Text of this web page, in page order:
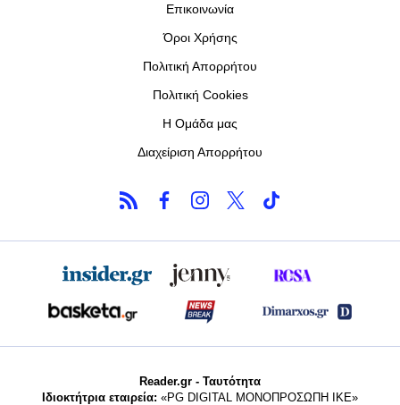
Επικοινωνία
Όροι Χρήσης
Πολιτική Απορρήτου
Πολιτική Cookies
Η Ομάδα μας
Διαχείριση Απορρήτου
Reader.gr - Ταυτότητα
Ιδιοκτήτρια εταιρεία: «PG DIGITAL MONΟΠΡΟΣΩΠΗ ΙΚΕ»